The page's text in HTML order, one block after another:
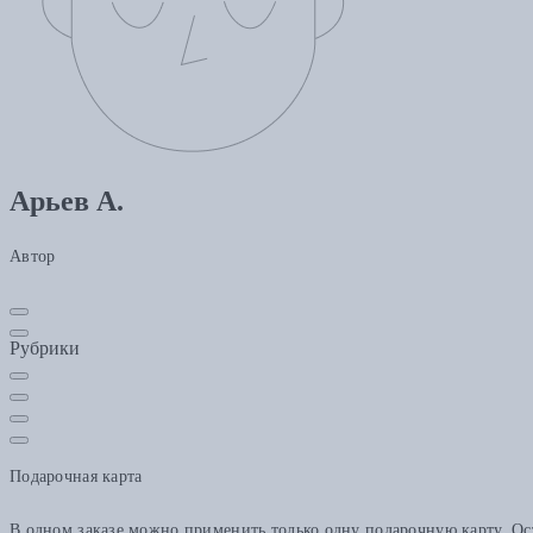
Арьев А.
Автор
Рубрики
Подарочная карта